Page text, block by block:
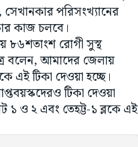
পরিসংখ্যানের
কাজ চলবে।
৮৬শতাংশ রোগী সুস্থ
বলেন, আমাদের জেলায়
এই টিকা দেওয়া হচ্ছে।
টিকা দেওয়া
১ ও ২ এবং তেহট্ট-১ ব্লকে এই